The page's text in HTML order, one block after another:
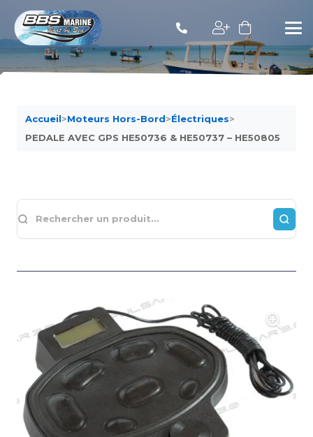
Accueil>Moteurs Hors-Bord>Électriques>
PEDALE AVEC GPS HE50736 & HE50737 – HE50805